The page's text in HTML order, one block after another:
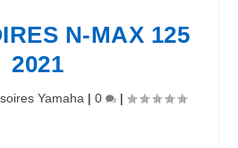
N-MAX 125
2021
Yamaha | 0 |